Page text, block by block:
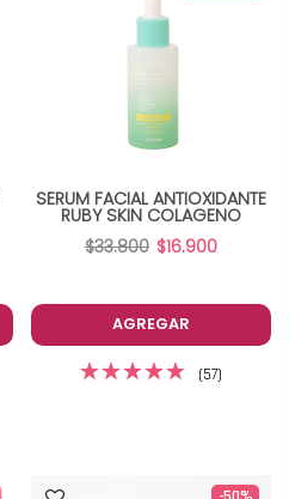
SERUM FACIAL ANTIOXIDANTE
RUBY SKIN COLAGENO
$33.800 $16.900
AGREGAR
(57)